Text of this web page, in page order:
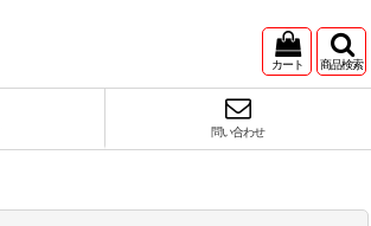
カート 商品検索
問い合わせ